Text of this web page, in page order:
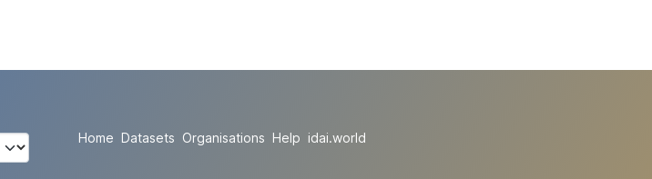
Home Datasets Organisations Help idai.world